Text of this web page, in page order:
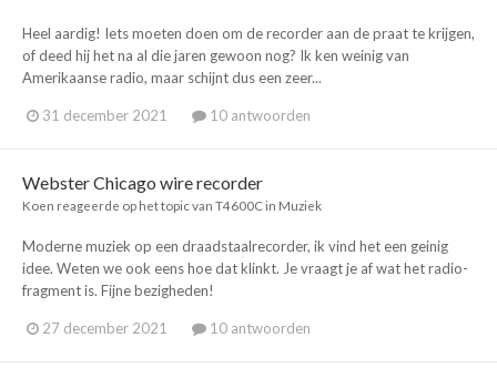
Heel aardig! Iets moeten doen om de recorder aan de praat te krijgen,
of deed hij het na al die jaren gewoon nog? Ik ken weinig van
Amerikaanse radio, maar schijnt dus een zeer...
31 december 2021 10 antwoorden
Webster Chicago wire recorder
Koen reageerde op het topic van T4600C in Muziek
Moderne muziek op een draadstaalrecorder, ik vind het een geinig
idee. Weten we ook eens hoe dat klinkt. Je vraagt je af wat het radio-
fragment is. Fijne bezigheden!
27 december 2021 10 antwoorden